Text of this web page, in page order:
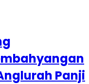
Panji